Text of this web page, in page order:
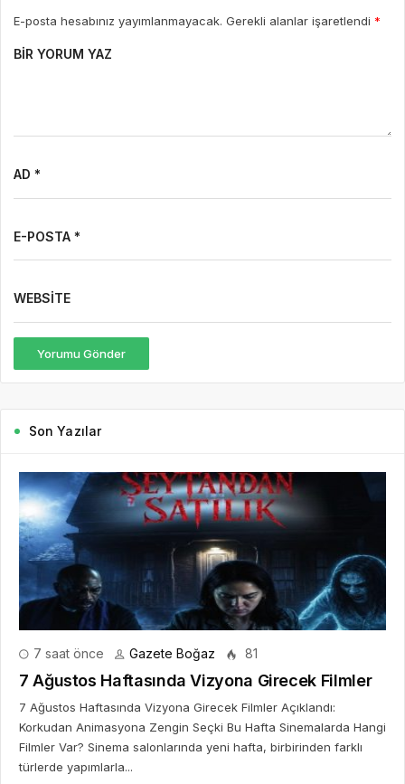
E-posta hesabınız yayımlanmayacak. Gerekli alanlar işaretlendi *
BIR YORUM YAZ
AD *
E-POSTA *
WEBSITE
Yorumu Gönder
Son Yazılar
7 saat önce Gazete Boğaz 81
7 Ağustos Haftasında Vizyona Girecek Filmler
7 Ağustos Haftasında Vizyona Girecek Filmler Açıklandı:
Korkudan Animasyona Zengin Seçki Bu Hafta Sinemalarda Hangi
Filmler Var? Sinema salonlarında yeni hafta, birbirinden farklı
türlerde yapımlarla...